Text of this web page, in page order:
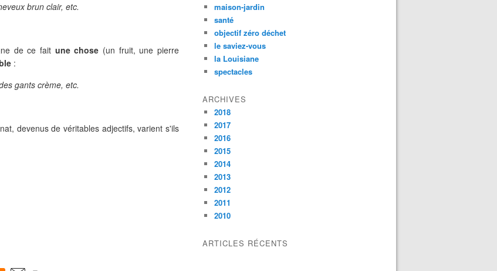
brun clair, etc.
de ce fait une chose (un fruit, une pierre
:
gants crème, etc.
devenus de véritables adjectifs, varient s'ils
maison-jardin
santé
objectif zéro déchet
le saviez-vous
la Louisiane
spectacles
ARCHIVES
2018
2017
2016
2015
2014
2013
2012
2011
2010
ARTICLES RÉCENTS